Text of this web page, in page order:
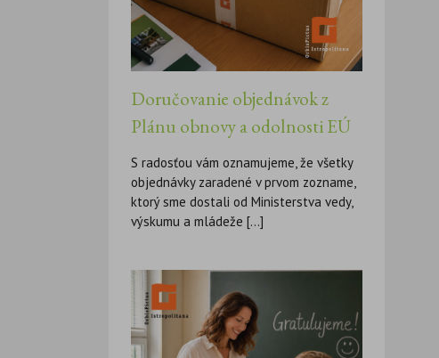
Doručovanie objednávok z
Plánu obnovy a odolnosti EÚ
S radosťou vám oznamujeme, že všetky
objednávky zaradené v prvom zozname,
ktorý sme dostali od Ministerstva vedy,
výskumu a mládeže [...]